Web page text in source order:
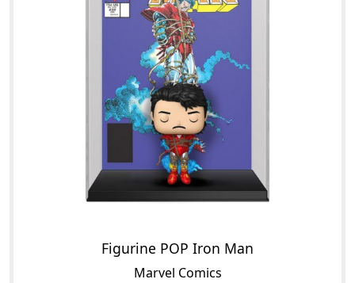
Figurine POP Iron Man
Marvel Comics